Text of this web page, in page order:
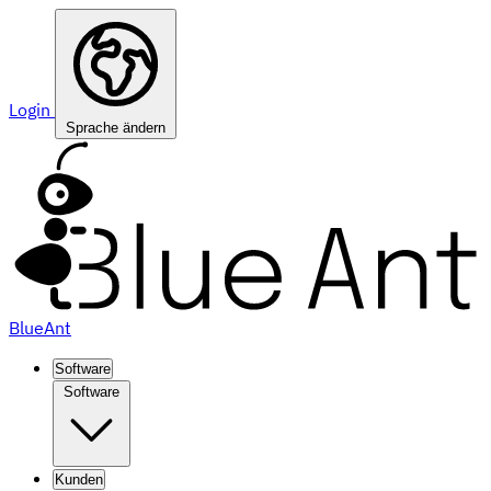
Login
Sprache ändern
BlueAnt
Software
Software
Kunden